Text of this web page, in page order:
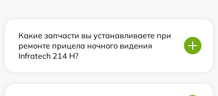
Какие запчасти вы устанавливаете при
ремонте прицела ночного видения
Infratech 214 Н?